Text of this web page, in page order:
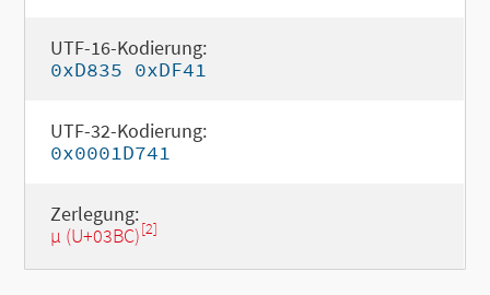
UTF-16-Kodierung:
0xD835 0xDF41
UTF-32-Kodierung:
0x0001D741
Zerlegung:
μ (U+03BC)[2]